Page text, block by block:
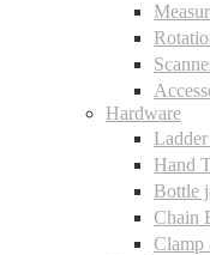
Hardware
Hand
Bottle
Chain
Clamp